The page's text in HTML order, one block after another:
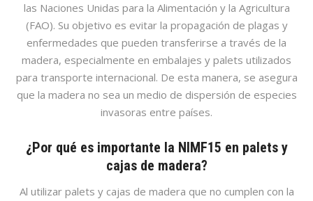
las Naciones Unidas para la Alimentación y la Agricultura
(FAO). Su objetivo es evitar la propagación de plagas y
enfermedades que pueden transferirse a través de la
madera, especialmente en embalajes y palets utilizados
para transporte internacional. De esta manera, se asegura
que la madera no sea un medio de dispersión de especies
invasoras entre países.
¿Por qué es importante la NIMF15 en palets y
cajas de madera?
Al utilizar palets y cajas de madera que no cumplen con la